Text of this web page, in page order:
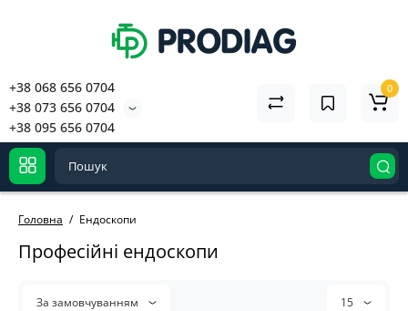
+38 068 656 0704
+38 073 656 0704
+38 095 656 0704
0
Головна Ендоскопи
Професійні ендоскопи
За замовчуванням 15